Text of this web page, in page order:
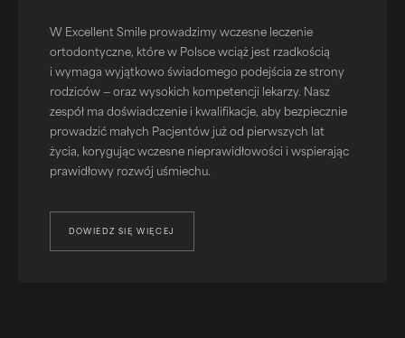
W Excellent Smile prowadzimy wczesne leczenie
ortodontyczne, które w Polsce wciąż jest rzadkością
i wymaga wyjątkowo świadomego podejścia ze strony
rodziców — oraz wysokich kompetencji lekarzy. Nasz
zespół ma doświadczenie i kwalifikacje, aby bezpiecznie
prowadzić małych Pacjentów już od pierwszych lat
życia, korygując wczesne nieprawidłowości i wspierając
prawidłowy rozwój uśmiechu.
DOWIEDZ SIĘ WIĘCEJ